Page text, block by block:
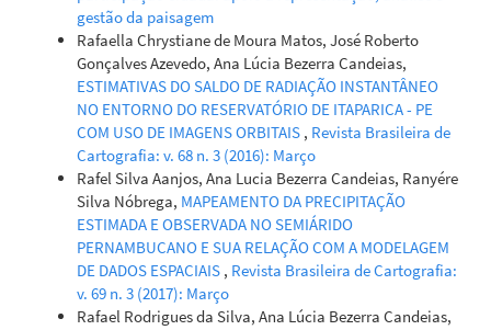
gestão da paisagem
Rafaella Chrystiane de Moura Matos, José Roberto
Gonçalves Azevedo, Ana Lúcia Bezerra Candeias,
ESTIMATIVAS DO SALDO DE RADIAÇÃO INSTANTÂNEO
NO ENTORNO DO RESERVATÓRIO DE ITAPARICA - PE
COM USO DE IMAGENS ORBITAIS , Revista Brasileira de
Cartografia: v. 68 n. 3 (2016): Março
Rafel Silva Aanjos, Ana Lucia Bezerra Candeias, Ranyére
Silva Nóbrega, MAPEAMENTO DA PRECIPITAÇÃO
ESTIMADA E OBSERVADA NO SEMIÁRIDO
PERNAMBUCANO E SUA RELAÇÃO COM A MODELAGEM
DE DADOS ESPACIAIS , Revista Brasileira de Cartografia:
v. 69 n. 3 (2017): Março
Rafael Rodrigues da Silva, Ana Lúcia Bezerra Candeias,